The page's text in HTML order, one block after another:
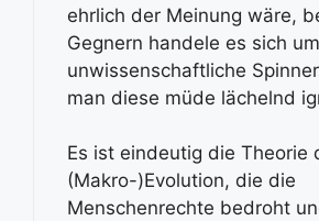
ehrlich der Meinung wäre,
Gegnern handele es sich um
unwissenschaftliche
man diese müde lächelnd
Es ist eindeutig die Theorie
(Makro-)Evolution, die die
Menschenrechte bedroht